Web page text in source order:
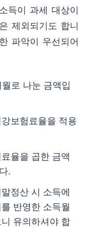
득이 과세 대상이
제외되기도 합니
파악이 우선되어
로 나눈 금액입
보험료율을 적용
율을 곱한 금액
.
정산 시 소득에
반영한 소득월
유의하셔야 합